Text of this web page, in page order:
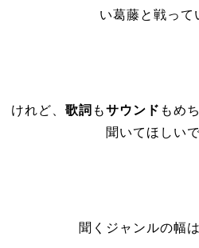
い葛藤と戦って
けれど、歌詞 もサウンド もめ
聞いてほしい
聞くジャンルの幅